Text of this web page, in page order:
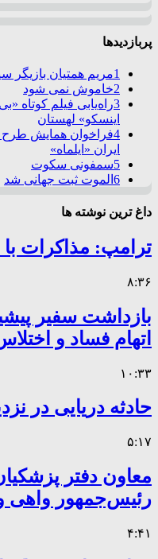
پربازدیدها
1مریم همتیان بازیگر
2خاموش نمی شود
3راه‌یابی فیلم کوتاه
اینسکو» لهستان
4فراخوان همایش طرح
ایران «ایلماه»
5سمفونی سکوت
6 الموت ثبت جهانی شد
داغ ترین نوشته ها
ترامپ: مذاکرات
۸:۳۶
بازداشت سفیر
اتهام فساد و
۱۰:۳۳
حادثه دریایی در
۵:۱۷
معاون دفتر
رئیس‌جمهور
۴:۴۱